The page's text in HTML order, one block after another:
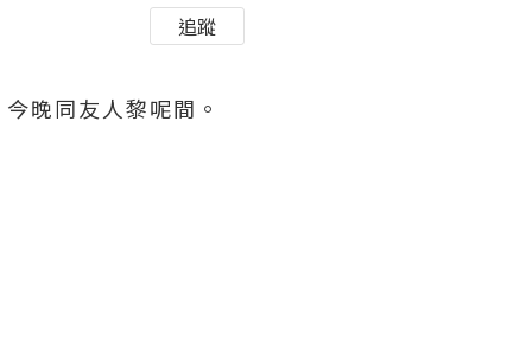
追蹤
晚同友人黎呢間。